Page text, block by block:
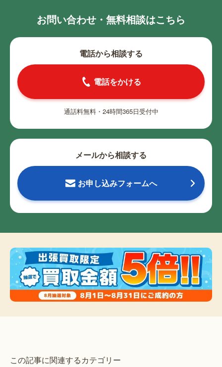
お問い合わせ・無料相談はこちら
電話から相談する
電話をかける
通話料無料・24時間365日受付中
メールから相談する
お申し込みフォームへ
この記事に関連するカテゴリー